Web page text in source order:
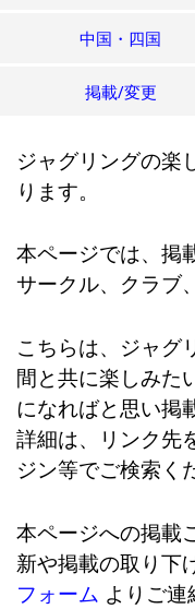
中国・四国
掲載/変更
ジャグリングの楽
ります。
本ページでは、掲
サークル、クラブ
こちらは、ジャグ
間と共に楽しみた
になればと思い掲
詳細は、リンク先
ジン等でご検索く
本ページへの掲載
新や掲載の取り下
フォーム よりご連